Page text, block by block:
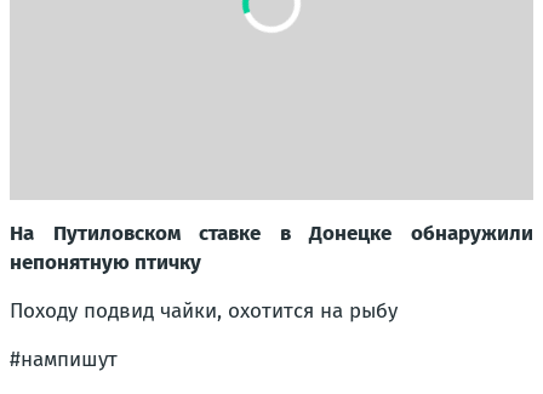
На Путиловском ставке в Донецке обнаружили
непонятную птичку
Походу подвид чайки, охотится на рыбу
#нампишут